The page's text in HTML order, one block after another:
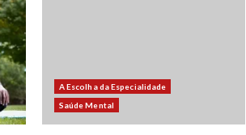
A Escolha da Especialidade
Saúde Mental